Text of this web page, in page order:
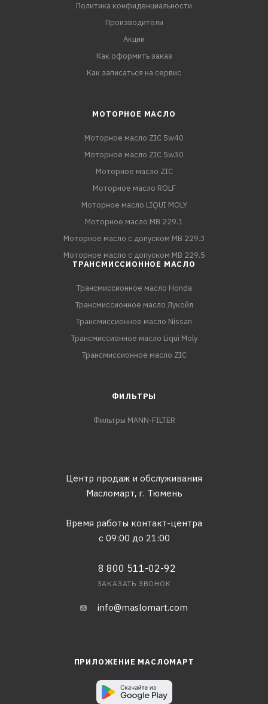
Политика конфиденциальности
Производители
Акции
Как оформить заказ
Как записаться на сервис
МОТОРНОЕ МАСЛО
Моторное масло ZIC 5w40
Моторное масло ZIC 5w30
Моторное масло ZIC
Моторное масло ROLF
Моторное масло LIQUI MOLY
Моторное масло MB 229.1
Моторное масло с допуском MB 229.3
Моторное масло с допуском MB 229.5
ТРАНСМИССИОННОЕ МАСЛО
Трансмиссионное масло Honda
Трансмиссионное масло Лукойл
Трансмиссионное масло Nissan
Трансмиссионное масло Liqui Moly
Трансмиссионное масло ZIC
ФИЛЬТРЫ
Фильтры MANN-FILTER
Центр продаж и обслуживания
Масломарт, г. Тюмень
Время работы контакт-центра
с 09:00 до 21:00
8 800 511-02-92
ЗАКАЗАТЬ ЗВОНОК
info@maslomart.com
ПРИЛОЖЕНИЕ МАСЛОМАРТ